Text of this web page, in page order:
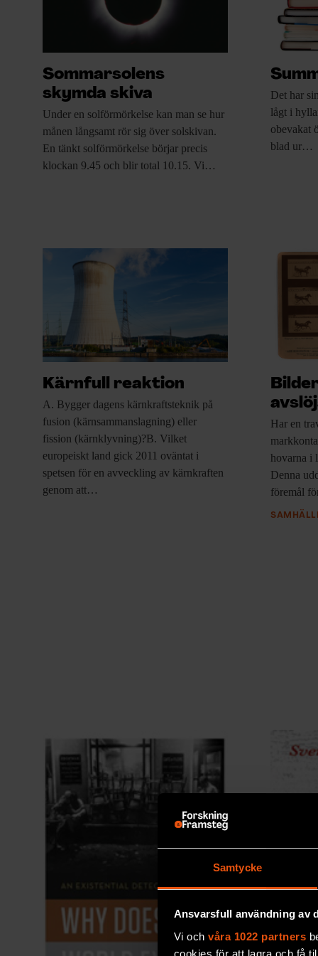
Samtycke
Ansvarsfull användning av
Vi och våra 1022 partners
cookies för att lagra och få
Sommarsolens
skymda skiva
Under en solförmörkelse kan man se hur
månen långsamt rör sig över solskivan.
En tänkt solförmörkelse börjar precis
klockan 9.45 och blir total 10.15. Vi…
Det har
lågt i
obevakat
blad ur…
Kärnfull reaktion
A. Bygger dagens kärnkraftsteknik på
fusion (kärnsammanslagning) eller
fission (kärnklyvning)?B. Vilket
europeiskt land gick 2011 oväntat i
spetsen för en avveckling av kärnkraften
genom att…
Har en
hovarna i
Denna
föremål